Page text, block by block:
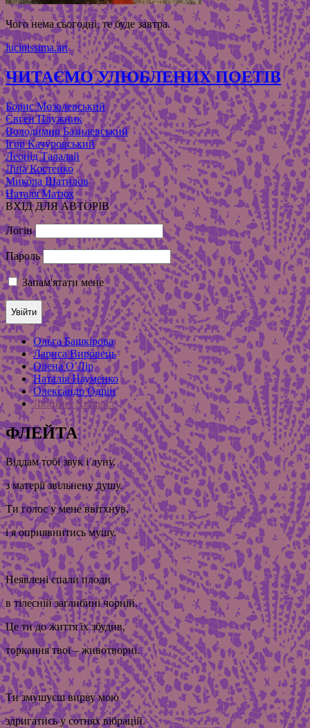
Чого нема сьогодні, те буде завтра.
lucinissima.art
ЧИТАЄМО УЛЮБЛЕНИХ ПОЕТІВ
Борис Мозолевський
Євген Плужник
Володимир Базилевський
Ігор Качуровський
Леонід Талалай
Ліна Костенко
Микола Шатилов
Наталя Матюх
ВХІД ДЛЯ АВТОРІВ
Логін
Пароль
Запам'ятати мене
Ольга Башкірова
Лариса Вировець
Олена О’Лір
Наталія Науменко
Олександр Одрін
Люцина Хворост
ФЛЕЙТА
Віддам тобі звук і луну,
з матерії звільнену душу.
Ти голос у мене ввітхнув,
і я оприявнитись мушу.
Неявлені спали плоди
в тілесній заглибині чорній.
Це ти до життя їх збудив,
торкання твої – животворні.
Ти змушуєш вирву мою
здригатись у сотнях вібрацій.